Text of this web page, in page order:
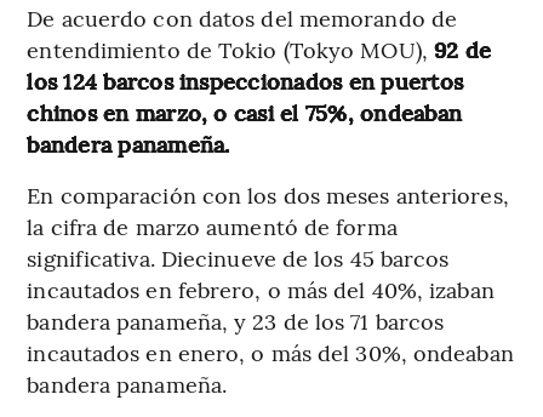
De acuerdo con datos del memorando de
entendimiento de Tokio (Tokyo MOU), 92 de
los 124 barcos inspeccionados en puertos
chinos en marzo, o casi el 75%, ondeaban
bandera panameña.
En comparación con los dos meses anteriores,
la cifra de marzo aumentó de forma
significativa. Diecinueve de los 45 barcos
incautados en febrero, o más del 40%, izaban
bandera panameña, y 23 de los 71 barcos
incautados en enero, o más del 30%, ondeaban
bandera panameña.